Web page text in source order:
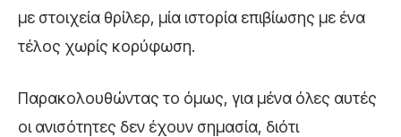
με στοιχεία θρίλερ, μία ιστορία επιβίωσης με ένα
τέλος χωρίς κορύφωση.
Παρακολουθώντας το όμως, για μένα όλες αυτές
οι ανισότητες δεν έχουν σημασία, διότι